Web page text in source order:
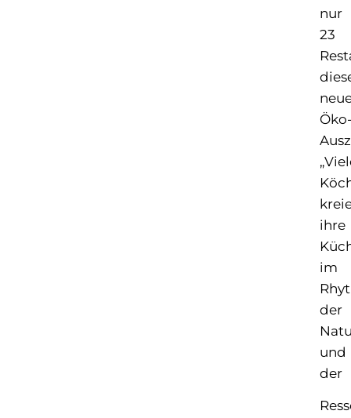
nur
23
ihre
im
der
und
der